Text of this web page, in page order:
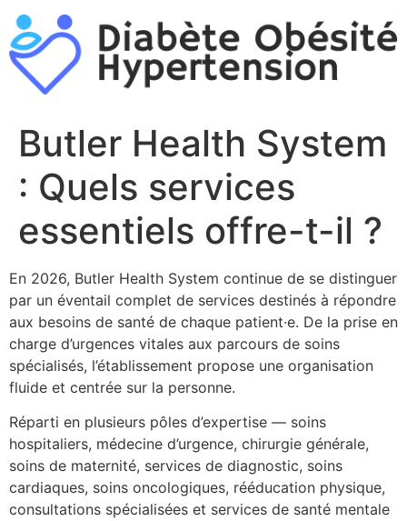
Aller
au
contenu
Butler Health System
: Quels services
essentiels offre-t-il ?
En 2026, Butler Health System continue de se distinguer
par un éventail complet de services destinés à répondre
aux besoins de santé de chaque patient·e. De la prise en
charge d’urgences vitales aux parcours de soins
spécialisés, l’établissement propose une organisation
fluide et centrée sur la personne.
Réparti en plusieurs pôles d’expertise — soins
hospitaliers, médecine d’urgence, chirurgie générale,
soins de maternité, services de diagnostic, soins
cardiaques, soins oncologiques, rééducation physique,
consultations spécialisées et services de santé mentale